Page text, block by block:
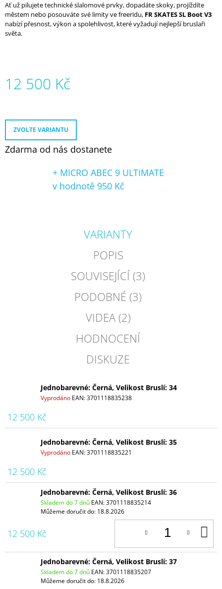
Ať už pilujete technické slalomové prvky, dopadáte skoky, projíždíte
městem nebo posouváte své limity ve freeridu, FR SKATES SL Boot V3
nabízí přesnost, výkon a spolehlivost, které vyžadují nejlepší bruslaři
světa.
12 500 Kč
ZVOLTE VARIANTU
Zdarma od nás dostanete
+ MICRO ABEC 9 ULTIMATE
v hodnotě 950 Kč
VARIANTY
POPIS
SOUVISEJÍCÍ (3)
PODOBNÉ (3)
VIDEA (2)
HODNOCENÍ
DISKUZE
Jednobarevné: Černá, Velikost Bruslí: 34
Vyprodáno EAN:3701118835238
12 500 Kč
Jednobarevné: Černá, Velikost Bruslí: 35
Vyprodáno EAN:3701118835221
12 500 Kč
Jednobarevné: Černá, Velikost Bruslí: 36
Skladem do 7 dnů EAN:3701118835214
Můžeme doručit do: 18.8.2026
12 500 Kč
Jednobarevné: Černá, Velikost Bruslí: 37
Skladem do 7 dnů EAN:3701118835207
Můžeme doručit do: 18.8.2026